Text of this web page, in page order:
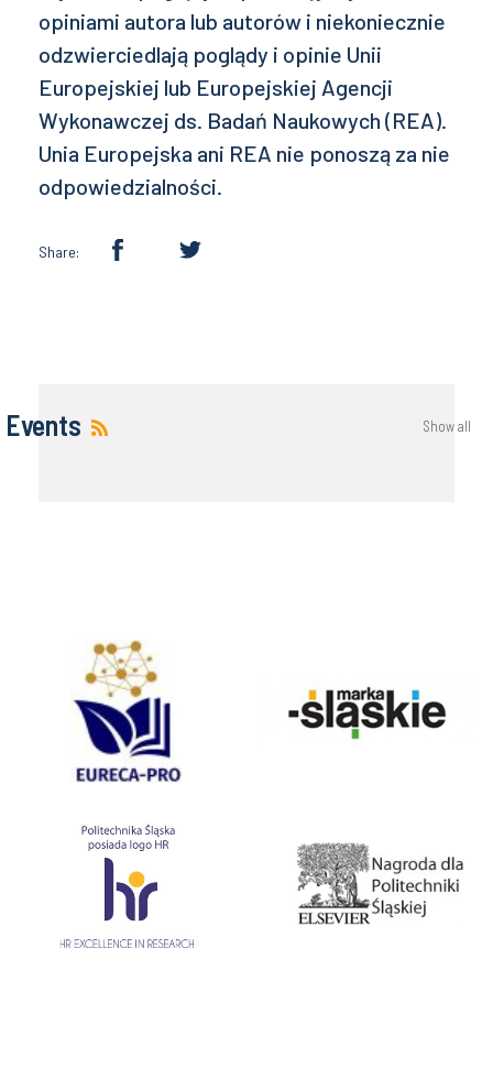
opiniami autora lub autorów i niekoniecznie
odzwierciedlają poglądy i opinie Unii
Europejskiej lub Europejskiej Agencji
Wykonawczej ds. Badań Naukowych (REA).
Unia Europejska ani REA nie ponoszą za nie
odpowiedzialności.
Share:
Events Show all